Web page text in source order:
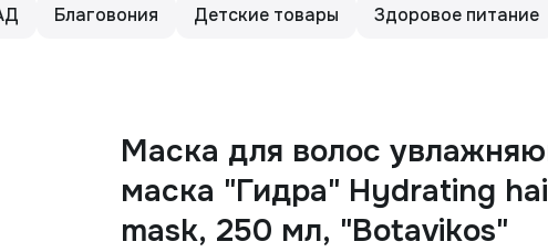
Благовония Детские товары Здоровое питание
Маска для волос
маска "Гидра" Hydrating
mask, 250 мл, "Botavikos"